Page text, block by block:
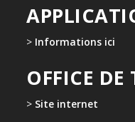
> Informations ici
OFFICE DE
> Site internet